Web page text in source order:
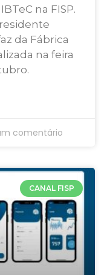
na FISP.
da Fábrica
na feira
comentário
CANAL FISP